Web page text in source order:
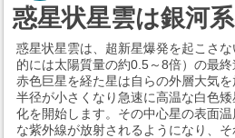
惑星状星雲は銀河
惑星状星雲は、超新星爆発を起こさ
的には太陽質量の約0.5～8倍）の最終
赤色巨星を経た星は自らの外層大気
半径が小さくなり急速に高温な白色
化を開始します。その中心星の表面
な紫外線が放射されるようになり、